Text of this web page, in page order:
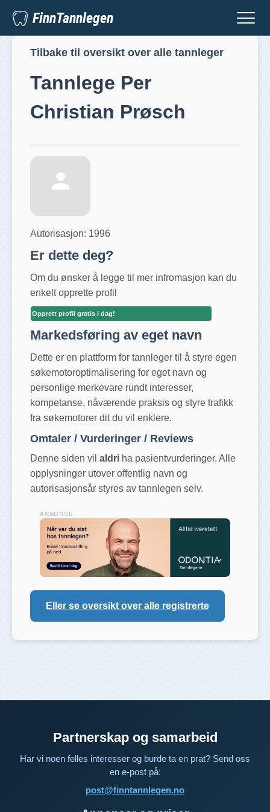
FinnTannlegen
Tilbake til oversikt over alle tannleger
Tannlege Per
Christian Prøsch
Autorisasjon: 1996
Er dette deg?
Om du ønsker å legge til mer infromasjon kan du
enkelt opprette profil
Opprett profil gratis i dag!
Markedsføring av eget navn
Dette er en plattform for tannleger til å styre egen
søkemotoroptimalisering for eget navn og
personlige merkevare rundt interesser,
kompetanse, nåværende praksis og styre trafikk
fra søkemotorer dit du vil enklere.
Omtaler / Vurderinger / Reviews
Denne siden vil aldri ha pasientvurderinger. Alle
opplysninger utover offentlig navn og
autorisasjonsår styres av tannlegen selv.
ANNONSE
Eller se oversikt over alle registrerte
Partnerskap og samarbeid
Har vi noen felles interesser og burde ta en prat? Send oss
en e-post på:
post@finntannlegen.no